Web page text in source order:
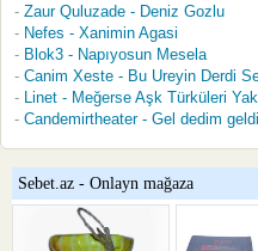
Zaur Quluzade - Deniz Gozlu
Nefes - Xanimin Agasi
Blok3 - Napıyosun Mesela
Canim Xeste - Bu Ureyin Derdi
Linet - Meğerse Aşk Türküleri
Candemirtheater - Gel dedim